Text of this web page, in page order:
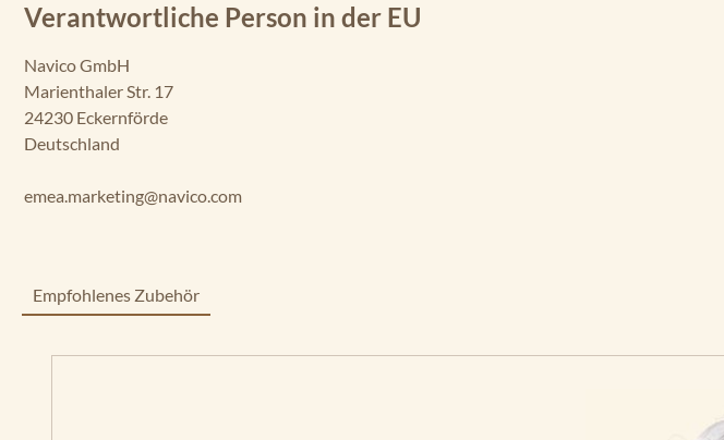
Verantwortliche Person in der EU
Navico GmbH
Marienthaler Str. 17
24230 Eckernförde
Deutschland
emea.marketing@navico.com
Empfohlenes Zubehör